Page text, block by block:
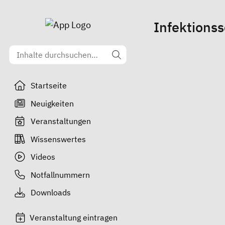
Startseite
Neuigkeiten
Veranstaltungen
Wissenswertes
Videos
Notfallnummern
Downloads
Veranstaltung eintragen